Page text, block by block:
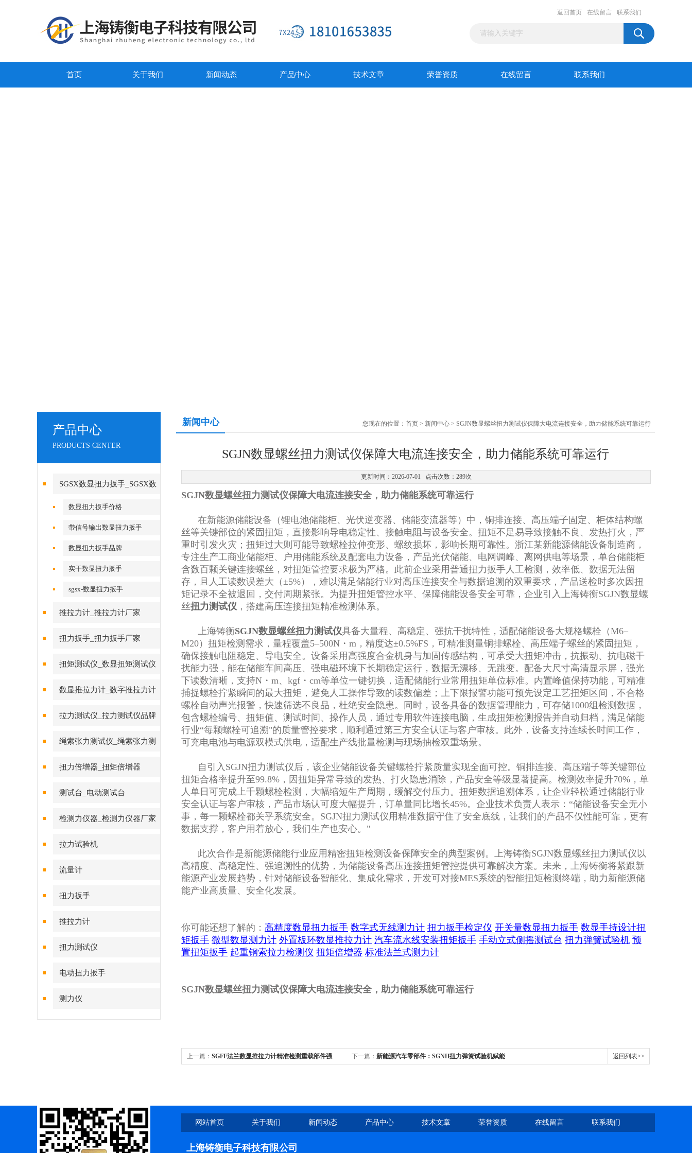
返回首页 在线留言 联系我们
首页 关于我们 新闻动态 产品中心 技术文章 荣誉资质 在线留言 联系我们
产品中心
PRODUCTS CENTER
SGSX数显扭力扳手_SGSX数
显扭力扳手
数显扭力扳手价格
带信号输出数显扭力扳手
数显扭力扳手品牌
实干数显扭力扳手
sgsx-数显扭力扳手
推拉力计_推拉力计厂家
扭力扳手_扭力扳手厂家
扭矩测试仪_数显扭矩测试仪
数显推拉力计_数字推拉力计
拉力测试仪_拉力测试仪品牌
绳索张力测试仪_绳索张力测
试仪
扭力倍增器_扭矩倍增器
测试台_电动测试台
检测力仪器_检测力仪器厂家
拉力试验机
流量计
扭力扳手
推拉力计
扭力测试仪
电动扭力扳手
测力仪
新闻中心 您现在的位置： 首页 > 新闻中心 > SGJN数显螺丝扭力测试仪保障大电流连接安全，助力储能系统可靠运行
SGJN数显螺丝扭力测试仪保障大电流连接安全，助力储能系统可靠运行
更新时间：2026-07-01 点击次数：289次
SGJN数显螺丝扭力测试仪保障大电流连接安全，助力储能系统可靠运行
在新能源储能设备（锂电池储能柜、光伏逆变器、储能变流器等）中，铜排连接、高压端子固定、柜体结构螺
丝等关键部位的紧固扭矩，直接影响导电稳定性、接触电阻与设备安全。扭矩不足易导致接触不良、发热打火，严
重时引发火灾；扭矩过大则可能导致螺栓拉伸变形、螺纹损坏，影响长期可靠性。浙江某新能源储能设备制造商，
专注生产工商业储能柜、户用储能系统及配套电力设备，产品光伏储能、电网调峰、离网供电等场景，单台储能柜
含数百颗关键连接螺丝，对扭矩管控要求极为严格。此前企业采用普通扭力扳手人工检测，效率低、数据无法留
存，且人工读数误差大（±5%），难以满足储能行业对高压连接安全与数据追溯的双重要求，产品送检时多次因扭
矩记录不全被退回，交付周期紧张。为提升扭矩管控水平、保障储能设备安全可靠，企业引入上海铸衡SGJN数显螺
丝扭力测试仪 ，搭建高压连接扭矩精准检测体系。
上海铸衡SGJN数显螺丝扭力测试仪具备大量程、高稳定、强抗干扰特性，适配储能设备大规格螺栓（M6–
M20）扭矩检测需求，量程覆盖5–500N・m，精度达±0.5%FS，可精准测量铜排螺栓、高压端子螺丝的紧固扭矩，
确保接触电阻稳定、导电安全。设备采用高强度合金机身与加固传感结构，可承受大扭矩冲击，抗振动、抗电磁干
扰能力强，能在储能车间高压、强电磁环境下长期稳定运行，数据无漂移、无跳变。配备大尺寸高清显示屏，强光
下读数清晰，支持N・m、kgf・cm等单位一键切换，适配储能行业常用扭矩单位标准。内置峰值保持功能，可精准
捕捉螺栓拧紧瞬间的最大扭矩，避免人工操作导致的读数偏差；上下限报警功能可预先设定工艺扭矩区间，不合格
螺栓自动声光报警，快速筛选不良品，杜绝安全隐患。同时，设备具备的数据管理能力，可存储1000组检测数据，
包含螺栓编号、扭矩值、测试时间、操作人员，通过专用软件连接电脑，生成扭矩检测报告并自动归档，满足储能
行业“每颗螺栓可追溯"的质量管控要求，顺利通过第三方安全认证与客户审核。此外，设备支持连续长时间工作，
可充电电池与电源双模式供电，适配生产线批量检测与现场抽检双重场景。
自引入SGJN扭力测试仪后，该企业储能设备关键螺栓拧紧质量实现全面可控。铜排连接、高压端子等关键部位
扭矩合格率提升至99.8%，因扭矩异常导致的发热、打火隐患消除，产品安全等级显著提高。检测效率提升70%，单
人单日可完成上千颗螺栓检测，大幅缩短生产周期，缓解交付压力。扭矩数据追溯体系，让企业轻松通过储能行业
安全认证与客户审核，产品市场认可度大幅提升，订单量同比增长45%。企业技术负责人表示：“储能设备安全无小
事，每一颗螺栓都关乎系统安全。SGJN扭力测试仪用精准数据守住了安全底线，让我们的产品不仅性能可靠，更有
数据支撑，客户用着放心，我们生产也安心。"
此次合作是新能源储能行业应用精密扭矩检测设备保障安全的典型案例。上海铸衡SGJN数显螺丝扭力测试仪以
高精度、高稳定性、强追溯性的优势，为储能设备高压连接扭矩管控提供可靠解决方案。未来，上海铸衡将紧跟新
能源产业发展趋势，针对储能设备智能化、集成化需求，开发可对接MES系统的智能扭矩检测终端，助力新能源储
能产业高质量、安全化发展。
你可能还想了解的： 高精度数显扭力扳手 数字式无线测力计 扭力扳手检定仪 开关量数显扭力扳手 数显手持设计扭
矩扳手 微型数显测力计 外置板环数显推拉力计 汽车流水线安装扭矩扳手 手动立式侧摇测试台 扭力弹簧试验机 预
置扭矩扳手 起重钢索拉力检测仪 扭矩倍增器 标准法兰式测力计
SGJN数显螺丝扭力测试仪保障大电流连接安全，助力储能系统可靠运行
上一篇： ​SGFF法兰数显推拉力计精准检测重载部件强 下一篇： 新能源汽车零部件：SGNH扭力弹簧试验机赋能 返回列表>>
网站首页 关于我们 新闻动态 产品中心 技术文章 荣誉资质 在线留言 联系我们
上海铸衡电子科技有限公司